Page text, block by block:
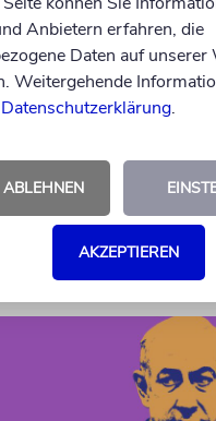
nicht mehr im
der Maschine wurde
Rüstungskonzern Elbit
beteiligt ist
Anbietern erfahren, die
Daten auf unserer
Weitergehende
Datenschutzerklärung.
AKZEPTIEREN